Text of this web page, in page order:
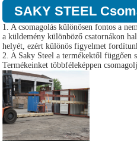
SAKY STEEL
1. A csomagolás különösen fontos a
a küldemény különböző csatornákon
helyét, ezért különös figyelmet
2. A Saky Steel a termékektől függően
Termékeinket többféleképpen